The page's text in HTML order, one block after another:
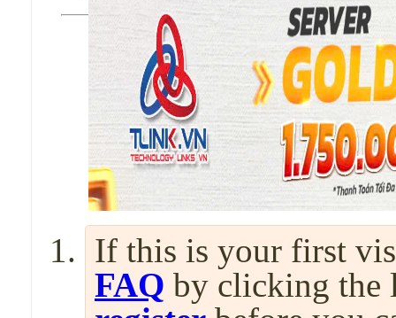
If this is your first
FAQ by clicking the